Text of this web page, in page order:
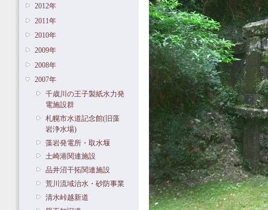
2012年
2011年
2010年
2009年
2008年
2007年
千歳川の王子製紙水力発
電施設群
札幌市水道記念館(旧藻
岩浄水場)
藻岩発電所・取水堰
土崎港関連施設
品井沼干拓関連施設
荒川流域治水・砂防事業
清水峠越新道